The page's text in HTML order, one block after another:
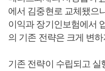
에서 김중현로 교체됐으
이익과 장기인보험에서
의 기존 전략은 크게 변
기존 전략이 수립되고